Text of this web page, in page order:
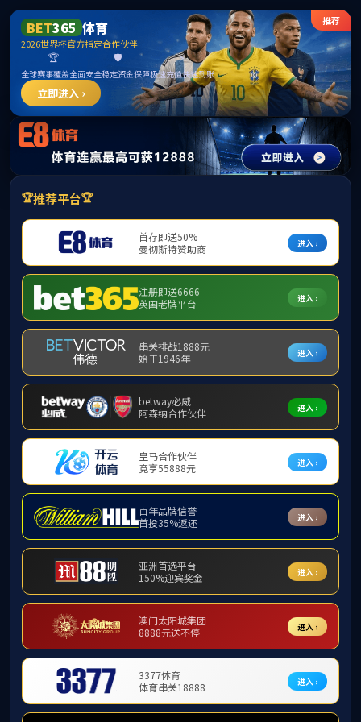
3044永利集团(中国)有限公司
页面错误！请稍后再试～
ThinkPHPV8.1.3{ 十年磨一剑-为API开发设计的高性能框架 }
官方手册